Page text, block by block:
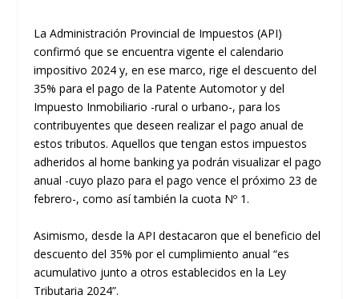
La Administración Provincial de Impuestos (API)
confirmó que se encuentra vigente el calendario
impositivo 2024 y, en ese marco, rige el descuento del
35% para el pago de la Patente Automotor y del
Impuesto Inmobiliario -rural o urbano-, para los
contribuyentes que deseen realizar el pago anual de
estos tributos. Aquellos que tengan estos impuestos
adheridos al home banking ya podrán visualizar el pago
anual -cuyo plazo para el pago vence el próximo 23 de
febrero-, como así también la cuota Nº 1.
Asimismo, desde la API destacaron que el beneficio del
descuento del 35% por el cumplimiento anual “es
acumulativo junto a otros establecidos en la Ley
Tributaria 2024”.